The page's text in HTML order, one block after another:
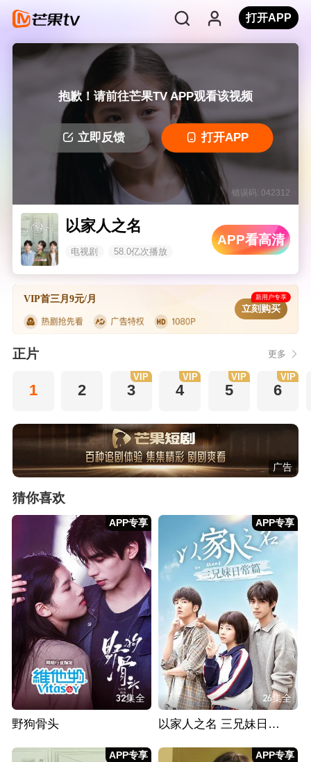
打开APP
抱歉！请前往芒果TV APP观看该视频
立即反馈 打开APP
错误码: 042312
以家人之名
电视剧 58.0亿次播放
APP看高清
VIP首三月9元/月 新用户专享
立刻购买
正片 更多
1 2 3
VIP
4
VIP
5
VIP
6
VIP
广告
猜你喜欢
APP专享
32集全
野狗骨头
APP专享
26集全
以家人之名 三兄妹日常篇
APP专享 APP专享